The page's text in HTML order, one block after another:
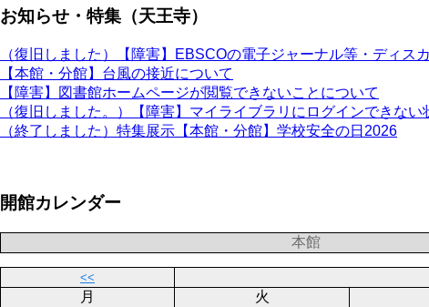
お知らせ・特集（天王寺）
（復旧しました）【障害】EBSCOの電子ジャーナル等・ディス
【本館・分館】台風の接近について
【障害】図書館ホームページが閲覧できないことについて
（復旧しました。）【障害】マイライブラリにログインできない
（終了しました）特集展示【本館・分館】学校安全の日2026
ー
開館カレンダー
本館
<<
月 火